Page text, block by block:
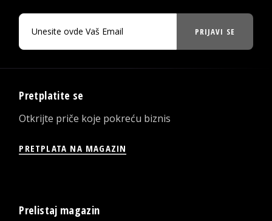
PRIJAVI SE
Pretplatite se
Otkrijte priče koje pokreću biznis
PRETPLATA NA MAGAZIN
Prelistaj magazin